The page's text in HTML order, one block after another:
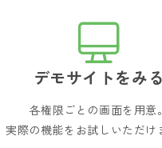
デモサイトをみる
各権限ごとの画面を用意。
実際の機能をお試しいただけ